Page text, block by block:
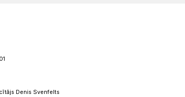
Denis Svenfelts